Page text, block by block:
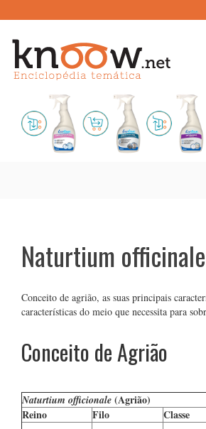
Naturtium
Conceito de agrião, as suas principais
características do meio que necessita para
Conceito de Agrião
Naturtium officionale (Agrião)
Reino
Filo Classe